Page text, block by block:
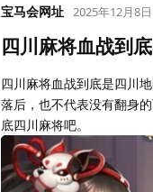
宝马会网址 2025年12月8日
四川麻将血战到
四川麻将血战到底是四川
落后，也不代表没有翻身
底四川麻将吧。